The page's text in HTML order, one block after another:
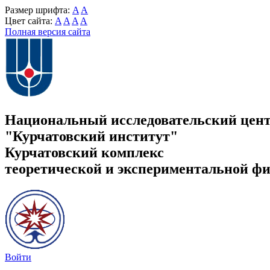
Размер шрифта: A A
Цвет сайта: A A A A
Полная версия сайта
Национальный исследовательский
"Курчатовский институт"
Курчатовский комплекс
теоретической и экспериментальной
Войти